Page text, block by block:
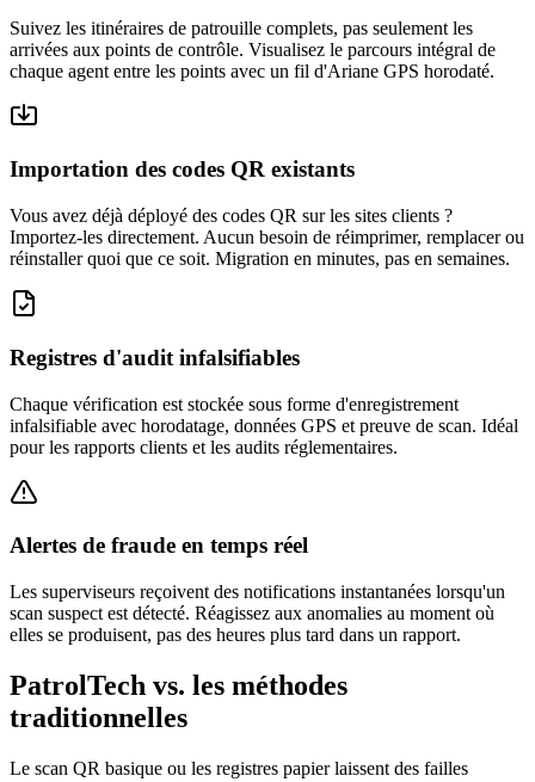
Suivez les itinéraires de patrouille complets, pas seulement les
arrivées aux points de contrôle. Visualisez le parcours intégral de
chaque agent entre les points avec un fil d'Ariane GPS horodaté.
Importation des codes QR existants
Vous avez déjà déployé des codes QR sur les sites clients ?
Importez-les directement. Aucun besoin de réimprimer, remplacer ou
réinstaller quoi que ce soit. Migration en minutes, pas en semaines.
Registres d'audit infalsifiables
Chaque vérification est stockée sous forme d'enregistrement
infalsifiable avec horodatage, données GPS et preuve de scan. Idéal
pour les rapports clients et les audits réglementaires.
Alertes de fraude en temps réel
Les superviseurs reçoivent des notifications instantanées lorsqu'un
scan suspect est détecté. Réagissez aux anomalies au moment où
elles se produisent, pas des heures plus tard dans un rapport.
PatrolTech vs. les méthodes
traditionnelles
Le scan QR basique ou les registres papier laissent des failles